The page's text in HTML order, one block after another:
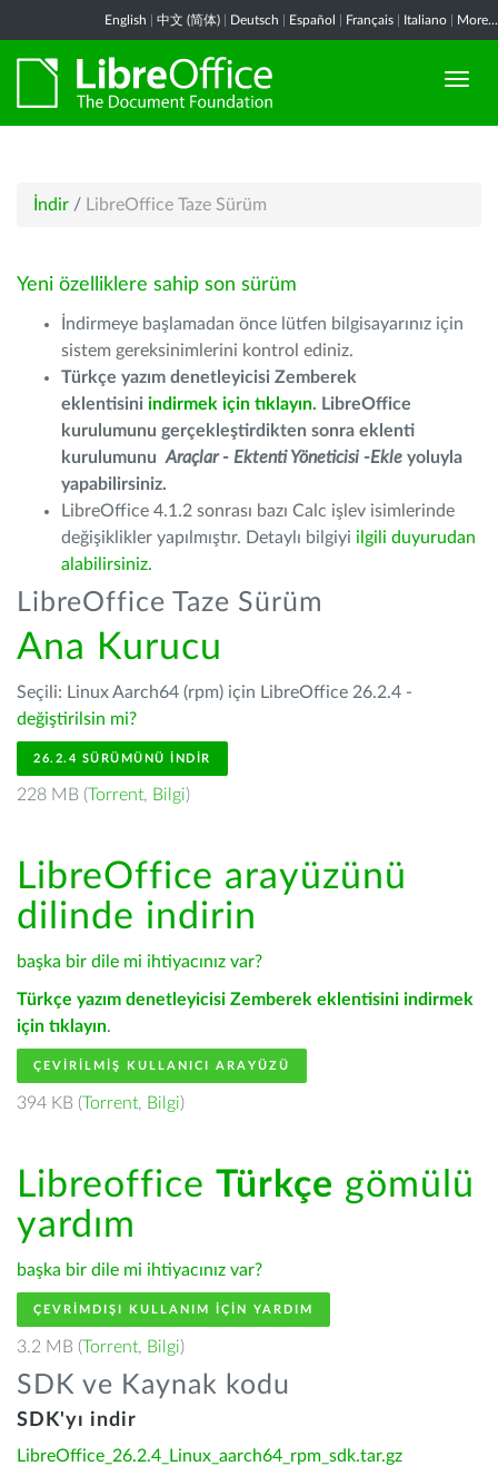
English 中文 (简体) Deutsch Español Français Italiano More...
İndir / LibreOffice Taze Sürüm
Yeni özelliklere sahip son sürüm
İndirmeye başlamadan önce lütfen bilgisayarınız için
sistem gereksinimlerini kontrol ediniz.
Türkçe yazım denetleyicisi Zemberek
eklentisini indirmek için tıklayın. LibreOffice
kurulumunu gerçekleştirdikten sonra eklenti
kurulumunu Araçlar - Ektenti Yöneticisi -Ekle yoluyla
yapabilirsiniz.
LibreOffice 4.1.2 sonrası bazı Calc işlev isimlerinde
değişiklikler yapılmıştır. Detaylı bilgiyi ilgili duyurudan
alabilirsiniz.
LibreOffice Taze Sürüm
Ana Kurucu
Seçili: Linux Aarch64 (rpm) için LibreOffice 26.2.4 -
değiştirilsin mi?
26.2.4 SÜRÜMÜNÜ İNDIR
228 MB (Torrent, Bilgi)
LibreOffice arayüzünü
dilinde indirin
başka bir dile mi ihtiyacınız var?
Türkçe yazım denetleyicisi Zemberek eklentisini indirmek
için tıklayın.
ÇEVIRILMIŞ KULLANICI ARAYÜZÜ
394 KB (Torrent, Bilgi)
Libreoffice Türkçe gömülü
yardım
başka bir dile mi ihtiyacınız var?
ÇEVRIMDIŞI KULLANIM IÇIN YARDIM
3.2 MB (Torrent, Bilgi)
SDK ve Kaynak kodu
SDK'yı indir
LibreOffice_26.2.4_Linux_aarch64_rpm_sdk.tar.gz